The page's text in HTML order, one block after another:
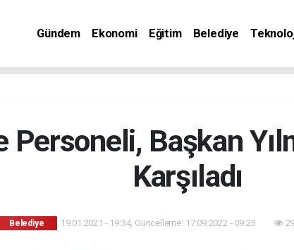
Gündem Ekonomi Eğitim Belediye
Personeli, Başkan
Karşıladı
Belediye 19.01.2021 - 19:34, Güncelleme: 17.09.2022 - 09:25